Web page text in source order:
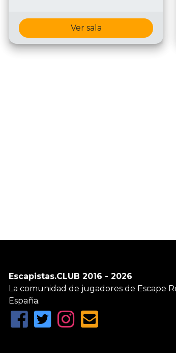
Ver sala
Escapistas.CLUB 2016 - 2026
La comunidad de jugadores de Escape
España.